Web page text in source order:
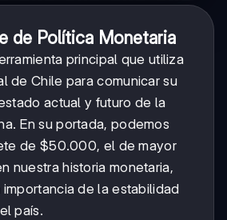
de Política Monetaria
principal que utiliza
de Chile para comunicar su
actual y futuro de la
En su portada, podemos
de $50.000, el de mayor
nuestra historia monetaria,
de la estabilidad
país.